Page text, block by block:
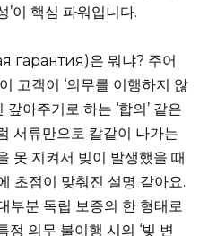
’이 핵심 파워입니다.
гарантия)은 뭐냐? 주어
고객이 ‘의무를 이행하지 않
갚아주기로 하는 ‘합의’ 같은
서류만으로 칼같이 나가는
못 지켜서 빚이 발생했을 때
초점이 맞춰진 설명 같아요.
부분 독립 보증의 한 형태로
정 의무 불이행 시의 ‘빚 변